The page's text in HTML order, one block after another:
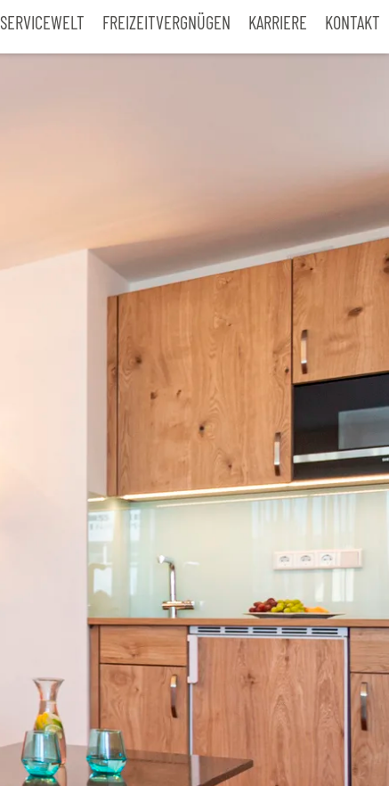
SERVICEWELT FREIZEITVERGNÜGEN KARRIERE KONTAKT